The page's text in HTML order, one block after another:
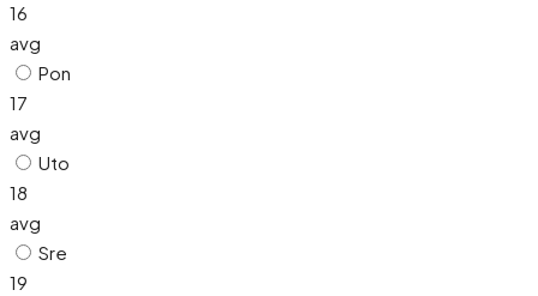
16
avg
Pon
17
avg
Uto
18
avg
Sre
19